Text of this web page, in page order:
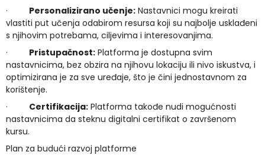
· Personalizirano učenje: Nastavnici mogu kreirati
vlastiti put učenja odabirom resursa koji su najbolje usklađeni
s njihovim potrebama, ciljevima i interesovanjima.
· Pristupačnost: Platforma je dostupna svim
nastavnicima, bez obzira na njihovu lokaciju ili nivo iskustva, i
optimizirana je za sve uređaje, što je čini jednostavnom za
korištenje.
· Certifikacija: Platforma takođe nudi mogućnosti
nastavnicima da steknu digitalni certifikat o završenom
kursu.
Plan za budući razvoj platforme